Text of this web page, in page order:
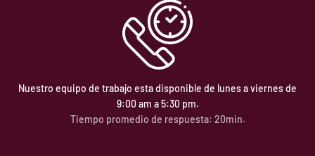
Nuestro equipo de trabajo esta disponible de lunes a viernes de
9:00 am a 5:30 pm.
Tiempo promedio de respuesta: 20min.